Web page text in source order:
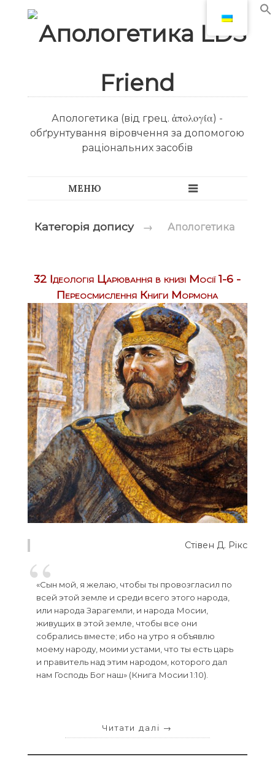
Апологетика (від грец. ἀπολογία) -
обґрунтування віровчення за допомогою
раціональних засобів
Категорія допису → Апологетика
32 Ідеологія Царювання в книзі Мосії 1-6 -
Переосмислення Книги Мормона
Стівен Д. Рікс
«Сын мой, я желаю, чтобы ты провозгласил по
всей этой земле и среди всего этого народа,
или народа Зарагемли, и народа Мосии,
живущих в этой земле, чтобы все они
собрались вместе; ибо на утро я объявлю
моему народу, моими устами, что ты есть царь
и правитель над этим народом, которого дал
нам Господь Бог наш» (Книга Мосии 1:10).
Читати далі →